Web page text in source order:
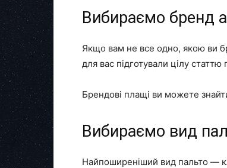
Вибираємо бренд
Якщо вам не все одно, якою ви
для вас підготували цілу
Брендові плащі ви можете
Вибираємо вид
Найпоширеніший вид пальто —